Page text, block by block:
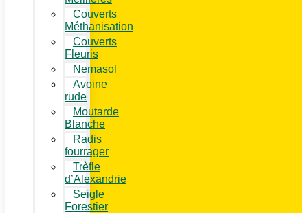
Couverts
Méthanisation
Couverts
Fleuris
Nemasol
Avoine
rude
Moutarde
Blanche
Radis
fourrager
Trèfle
d’Alexandrie
Seigle
Forestier